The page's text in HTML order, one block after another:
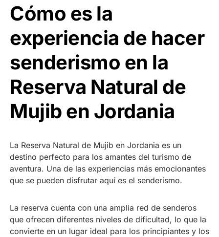
Cómo es la
experiencia de hacer
senderismo en la
Reserva Natural de
Mujib en Jordania
La Reserva Natural de Mujib en Jordania es un
destino perfecto para los amantes del turismo de
aventura. Una de las experiencias más emocionantes
que se pueden disfrutar aquí es el senderismo.
La reserva cuenta con una amplia red de senderos
que ofrecen diferentes niveles de dificultad, lo que la
convierte en un lugar ideal para los principiantes y los